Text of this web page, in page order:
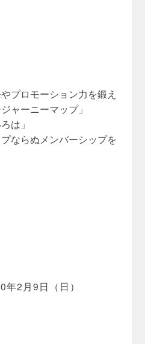
プロモーション力を鍛え
ャーニーマップ」
は」
プならぬメンバーシップを
2月9日（日）